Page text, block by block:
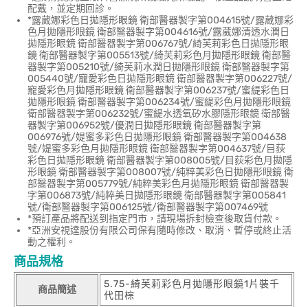
配戴，並定期回診。
*露葳娜彩色日拋隱形眼鏡 衛部醫器製字第004615號/露葳娜彩
色月拋隱形眼鏡 衛部醫器製字第004616號/露葳娜清透水潤日
拋隱形眼鏡 衛部醫器製字第006767號/綺芙莉彩色日拋隱形眼
鏡 衛部醫器製字第005513號/綺芙莉彩色月拋隱形眼鏡 衛部醫
器製字第005210號/綺芙莉水潤日拋隱形眼鏡 衛部醫器製字第
005440號/寵愛彩色日拋隱形眼鏡 衛部醫器製字第006227號/
寵愛彩色月拋隱形眼鏡 衛部醫器製字第006237號/蜜緹彩色日
拋隱形眼鏡 衛部醫器製字第006234號/蜜緹彩色月拋隱形眼鏡
衛部醫器製字第006232號/蜜緹水透氧矽水膠隱形眼鏡 衛部醫
器製字第006952號/優潤日拋隱形眼鏡 衛部醫器製字第
006976號/媞蜜多彩色日拋隱形眼鏡 衛部醫器製字第004638
號/媞蜜多彩色月拋隱形眼鏡 衛部醫器製字第004637號/目荻
彩色日拋隱形眼鏡 衛部醫器製字第008005號/目荻彩色月拋隱
形眼鏡 衛部醫器製字第008007號/純粹美彩色日拋隱形眼鏡 衛
部醫器製字第005779號/純粹美彩色月拋隱形眼鏡 衛部醫器製
字第006873號/純粹美日拋隱形眼鏡 衛部醫器製字第005841
號/衛部醫器製字第006125號/衛部醫器製字第007469號
*預訂產品將配送到指定門市，請現場拆封檢查後取貨付款。
*亞洲安視達股份有限公司保有隨時修改、取消、暫停或終止活
動之權利。
商品規格
商品簡述
5.75-綺芙莉彩色月拋隱形眼鏡1片裝千
代田棕